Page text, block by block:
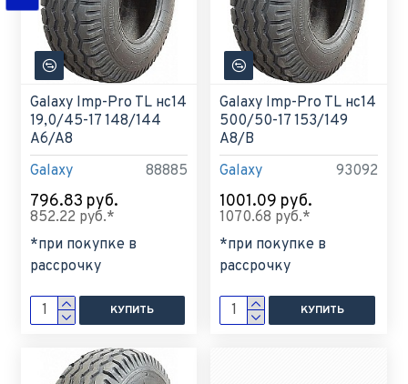
Galaxy 88885
Galaxy Imp-Pro TL нс14
19,0/45-17 148/144
A6/A8
796.83 руб.
852.22 руб.*
*при покупке в
рассрочку
КУПИТЬ
Galaxy 93092
Galaxy Imp-Pro TL нс14
500/50-17 153/149
A8/B
1001.09 руб.
1070.68 руб.*
*при покупке в
рассрочку
КУПИТЬ